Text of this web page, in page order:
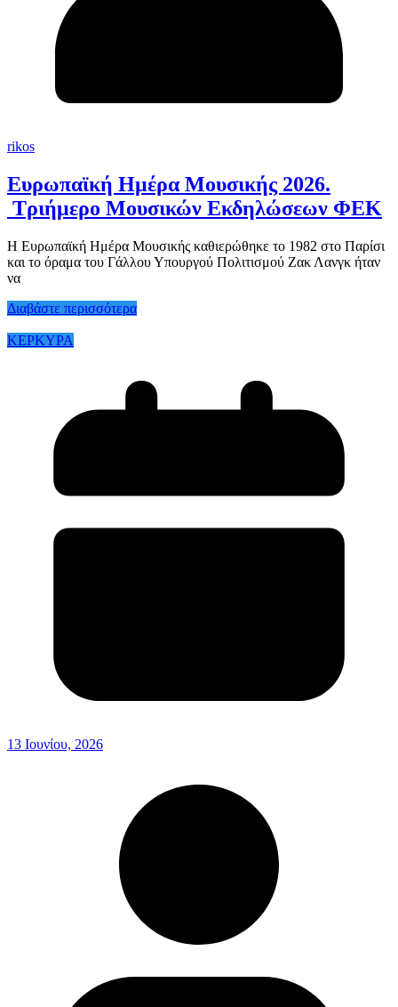
rikos
Ευρωπαϊκή Ημέρα Μουσικής 2026.
Τριήμερο Μουσικών Εκδηλώσεων ΦΕΚ
Η Ευρωπαϊκή Ημέρα Μουσικής καθιερώθηκε το 1982 στο Παρίσι
και το όραμα του Γάλλου Υπουργού Πολιτισμού Ζακ Λανγκ ήταν
να
Διαβάστε περισσότερα
ΚΕΡΚΥΡΑ
13 Ιουνίου, 2026